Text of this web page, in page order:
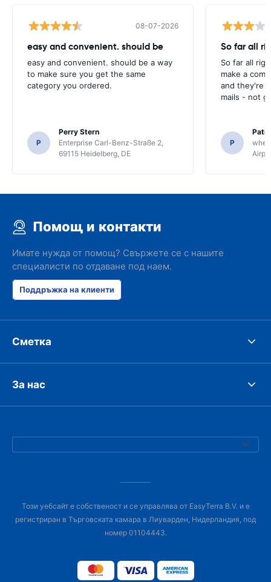
08-07-2026
easy and convenient. should be
easy and convenient. should be a way
to make sure you get the same
category you ordered.
P
Perry Stern
Enterprise Carl-Benz-Straße 2,
69115 Heidelberg, DE
So far all
So far all
make a
and they're
mails - not
P
Помощ и контакти
Имате нужда от помощ? Свържете се с нашите
специалисти по отдаване под наем.
Поддръжка на клиенти
Сметка
За нас
Този уебсайт е собственост и се управлява от EasyTerra B.V. и е
регистриран в Търговската камара в Лиуварден, Нидерландия, под
номер 01104443.